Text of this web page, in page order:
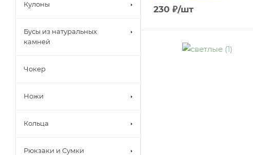
230 ₽/шт
Кулоны
Бусы из натуральных
камней
Чокер
Ножи
Кольца
Рюкзаки и Сумки